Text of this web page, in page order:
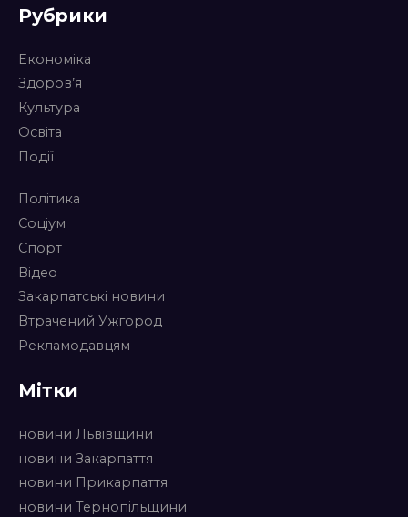
Рубрики
Економіка
Здоров’я
Культура
Освіта
Події
Політика
Соціум
Спорт
Відео
Закарпатські новини
Втрачений Ужгород
Рекламодавцям
Мітки
новини Львівщини
новини Закарпаття
новини Прикарпаття
новини Тернопільщини